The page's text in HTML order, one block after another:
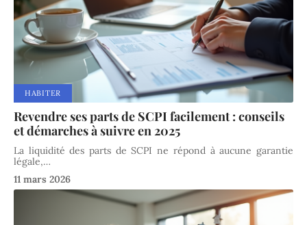
HABITER
Revendre ses parts de SCPI facilement : conseils
et démarches à suivre en 2025
La liquidité des parts de SCPI ne répond à aucune garantie
légale,…
11 mars 2026